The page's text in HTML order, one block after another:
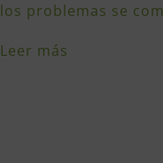
los problemas se
Leer más